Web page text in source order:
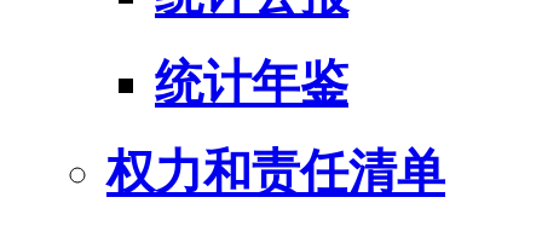
统计年鉴
权力和责任清单